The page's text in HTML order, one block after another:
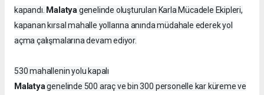
kapandı. Malatyagenelinde oluşturulan Karla Mücadele Ekipleri,
kapanan kırsal mahalle yollarına anında müdahale ederek yol
açma çalışmalarına devam ediyor.
530 mahallenin yolu kapalı
Malatyagenelinde 500 araç ve bin 300 personelle kar küreme ve